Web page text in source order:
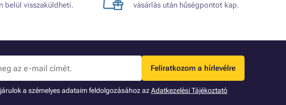
belül visszaküldheti.
vásárlás után hűségpontot kap.
Feliratkozom a hírlevélre
a szémelyes adataim feldolgozásához azAdatkezelési Tájékoztató